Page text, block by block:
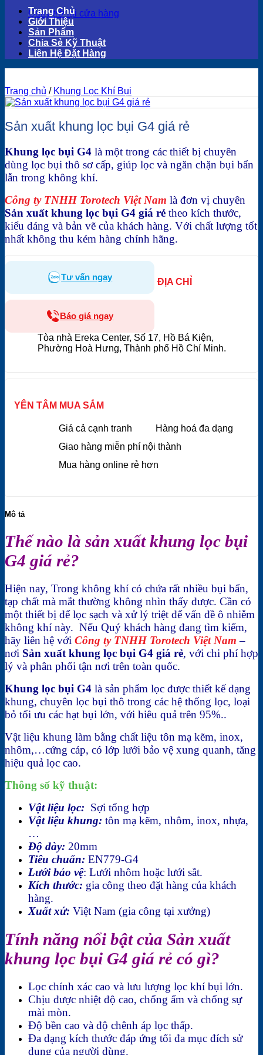
Quay trở lại cửa hàng
Trang Chủ
Giới Thiệu
Sản Phẩm
Chia Sẻ Kỹ Thuật
Liên Hệ Đặt Hàng
Trang chủ / Khung Lọc Khí Bụi
Sản xuất khung lọc bụi G4 giá rẻ
Khung lọc bụi G4 là một trong các thiết bị chuyên
dùng lọc bụi thô sơ cấp, giúp lọc và ngăn chặn bụi bẩn
lẫn trong không khí.
Công ty TNHH Torotech Việt Nam là đơn vị chuyên
Sản xuất khung lọc bụi G4 giá rẻ theo kích thước,
kiểu dáng và bản vẽ của khách hàng. Với chất lượng tốt
nhất không thu kém hàng chính hãng.
Tư vấn ngay
Báo giá ngay
ĐỊA CHỈ
Tòa nhà Ereka Center, Số 17, Hồ Bá Kiện,
Phường Hoà Hưng, Thành phố Hồ Chí Minh.
YÊN TÂM MUA SẮM
Giá cả cạnh tranh
Hàng hoá đa dạng
Giao hàng miễn phí nội thành
Mua hàng online rẻ hơn
Mô tả
Thế nào là sản xuất khung lọc bụi
G4 giá rẻ?
Hiện nay, Trong không khí có chứa rất nhiều bụi bẩn,
tạp chất mà mắt thường không nhìn thấy được. Cần có
một thiết bị để lọc sạch và xử lý triệt để vấn đề ô nhiễm
không khí này. Nếu Quý khách hàng đang tìm kiếm,
hãy liên hệ với Công ty TNHH Torotech Việt Nam –
nơi Sản xuất khung lọc bụi G4 giá rẻ, với chi phí hợp
lý và phân phối tận nơi trên toàn quốc.
Khung lọc bụi G4 là sản phẩm lọc được thiết kế dạng
khung, chuyên lọc bụi thô trong các hệ thống lọc, loại
bỏ tối ưu các hạt bụi lớn, với hiêu quả trên 95%..
Vật liệu khung làm bằng chất liệu tôn mạ kẽm, inox,
nhôm,…cứng cáp, có lớp lưới bảo vệ xung quanh, tăng
hiệu quả lọc cao.
Thông số kỹ thuật:
Vật liệu lọc: Sợi tổng hợp
Vật liệu khung: tôn mạ kẽm, nhôm, inox, nhựa,
…
Độ dày: 20mm
Tiêu chuẩn: EN779-G4
Lưới bảo vệ: Lưới nhôm hoặc lưới sắt.
Kích thước: gia công theo đặt hàng của khách
hàng.
Xuất xứ: Việt Nam (gia công tại xưởng)
Tính năng nổi bật của Sản xuất
khung lọc bụi G4 giá rẻ có gì?
Lọc chính xác cao và lưu lượng lọc khí bụi lớn.
Chịu được nhiệt độ cao, chống ẩm và chống sự
mài mòn.
Độ bền cao và độ chênh áp lọc thấp.
Đa dạng kích thước đáp ứng tối đa mục đích sử
dụng của người dùng.